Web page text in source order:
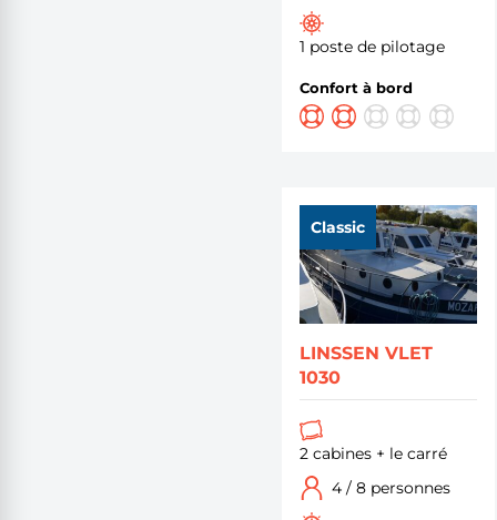
1 poste de pilotage
Confort à bord
Classic
LINSSEN VLET
1030
2 cabines + le carré
4 / 8 personnes